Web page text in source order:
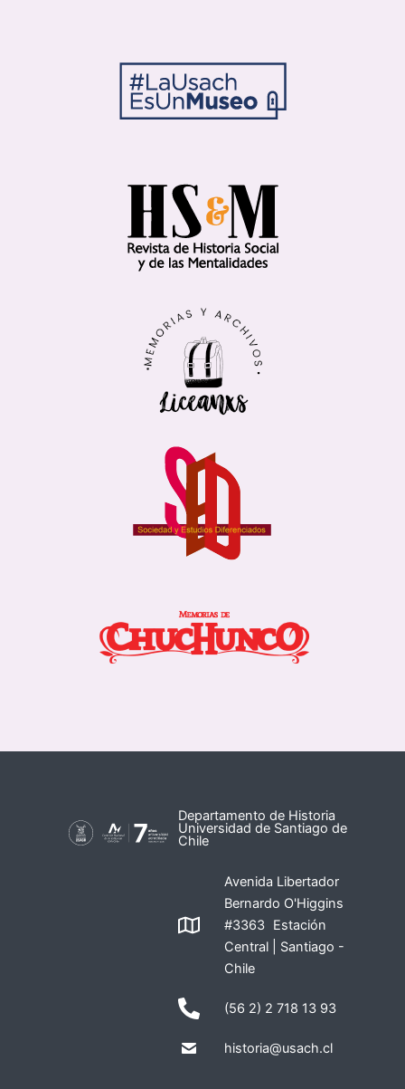
Departamento de Historia
Universidad de Santiago de
Chile
Avenida Libertador
Bernardo O'Higgins
#3363 Estación
Central | Santiago -
Chile
(56 2) 2 718 13 93
historia@usach.cl